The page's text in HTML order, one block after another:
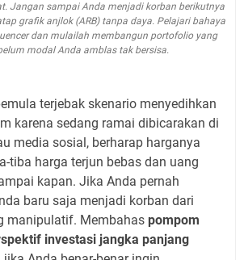
Jangan sampai Anda menjadi korban berikutnya
grafik anjlok (ARB) tanpa daya. Pelajari bahaya
dan mulailah membangun portofolio yang
modal Anda amblas tak bersisa.
terjebak skenario menyedihkan
karena sedang ramai dibicarakan di
media sosial, berharap harganya
tiba harga terjun bebas dan uang
kapan. Jika Anda pernah
baru saja menjadi korban dari
manipulatif. Membahas pompom
investasi jangka panjang